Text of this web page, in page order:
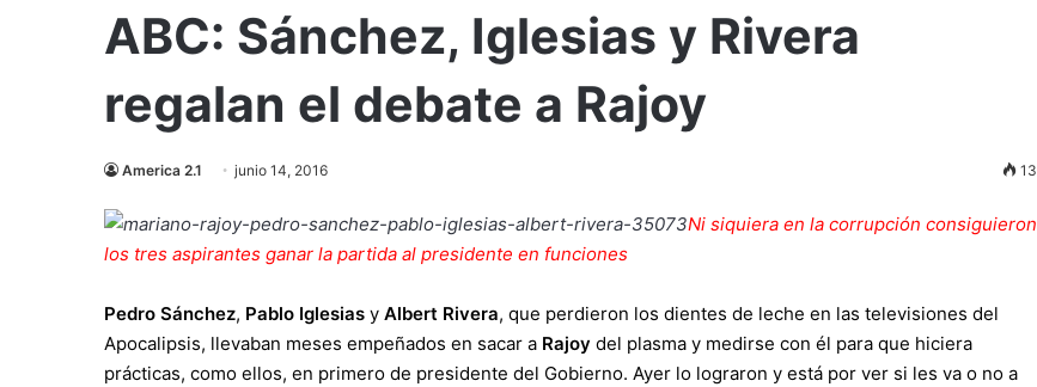
ABC: Sánchez, Iglesias y Rivera
regalan el debate a Rajoy
America 2.1 junio 14, 2016 13
Ni siquiera en la corrupción consiguieron
los tres aspirantes ganar la partida al presidente en funciones
Pedro Sánchez, Pablo Iglesias y Albert Rivera, que perdieron los dientes de leche en las televisiones del
Apocalipsis, llevaban meses empeñados en sacar a Rajoy del plasma y medirse con él para que hiciera
prácticas, como ellos, en primero de presidente del Gobierno. Ayer lo lograron y está por ver si les va o no a